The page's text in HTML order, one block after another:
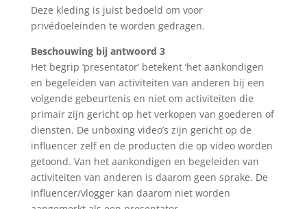
Deze kleding is juist bedoeld om voor
privédoeleinden te worden gedragen.
Beschouwing bij antwoord 3
Het begrip ‘presentator’ betekent ‘het aankondigen
en begeleiden van activiteiten van anderen bij een
volgende gebeurtenis en niet om activiteiten die
primair zijn gericht op het verkopen van goederen of
diensten. De unboxing video’s zijn gericht op de
influencer zelf en de producten die op video worden
getoond. Van het aankondigen en begeleiden van
activiteiten van anderen is daarom geen sprake. De
influencer/vlogger kan daarom niet worden